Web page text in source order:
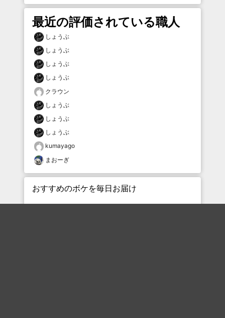
最近の評価されている職人
しょうぶ
しょうぶ
しょうぶ
しょうぶ
クラウン
しょうぶ
しょうぶ
しょうぶ
kumayago
まおーぎ
おすすめのボケを毎日お届け